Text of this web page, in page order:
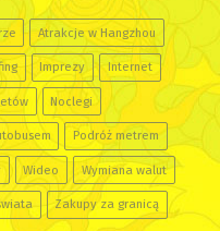
Atrakcje w Hangzhou
Imprezy Internet
Noclegi
Podróż metrem
Wideo Wymiana walut
Zakupy za granicą